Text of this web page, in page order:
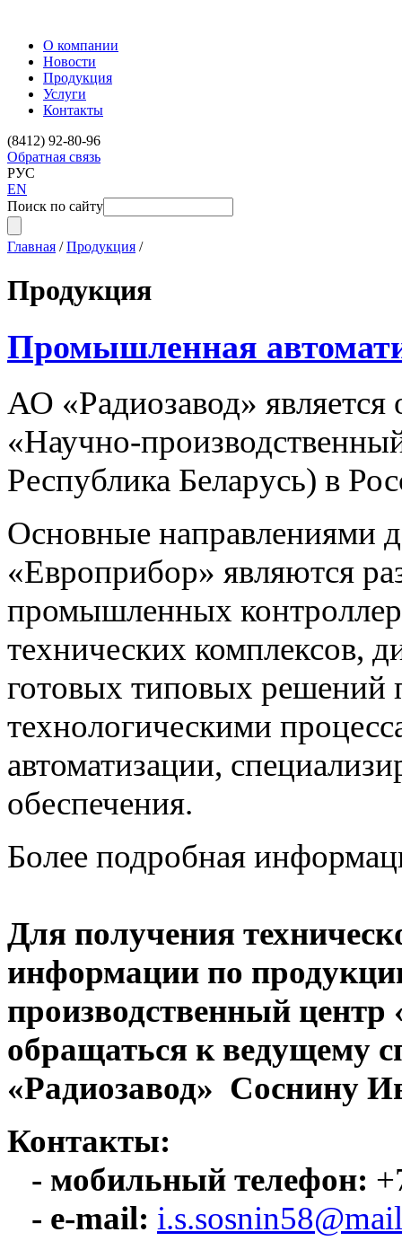
О компании
Новости
Продукция
Услуги
Контакты
(8412) 92-80-96
Обратная связь
РУС
EN
Поиск по сайту
Главная /Продукция /
Продукция
Промышленная
АО «Радиозавод»
«Научно-
Республика Беларусь) в
Основные
«Европрибор» являются
промышленных
технических комплексов,
готовых типовых решений
технологическими
автоматизации,
обеспечения.
Более подробная
Для получения
информации по
производственный
обращаться к ведущему
«Радиозавод» Соснину
Контакты:
- мобильный телефон:
- e-mail: